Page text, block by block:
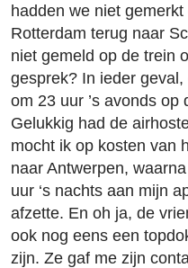
hadden we niet
Rotterdam terug naar
niet gemeld op de trein
gesprek? In ieder
om 23 uur ’s avonds
Gelukkig had de
mocht ik op kosten van
naar Antwerpen,
uur ‘s nachts aan mijn
afzette. En oh ja, de
ook nog eens een
zijn. Ze gaf me zijn